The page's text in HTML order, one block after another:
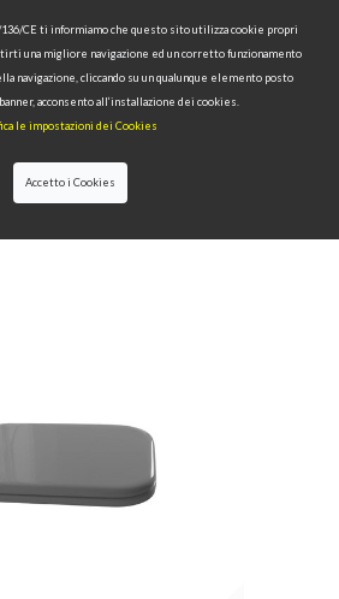
Area Riservata
>> WALDORF
CE ti informiamo che questo sito utilizza cookie propri
una migliore navigazione ed un corretto funzionamento
navigazione, cliccando su un qualunque elemento posto
acconsento all’installazione dei cookies.
le impostazioni dei Cookies
Accetto i Cookies